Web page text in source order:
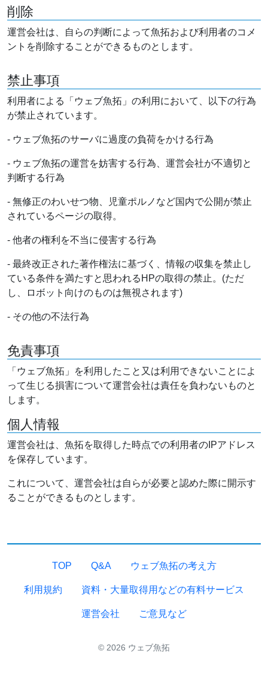
削除
運営会社は、自らの判断によって魚拓および利用者のコメ
ントを削除することができるものとします。
禁止事項
利用者による「ウェブ魚拓」の利用において、以下の行為
が禁止されています。
- ウェブ魚拓のサーバに過度の負荷をかける行為
- ウェブ魚拓の運営を妨害する行為、運営会社が不適切と
判断する行為
- 無修正のわいせつ物、児童ポルノなど国内で公開が禁止
されているページの取得。
- 他者の権利を不当に侵害する行為
- 最終改正された著作権法に基づく、情報の収集を禁止し
ている条件を満たすと思われるHPの取得の禁止。(ただ
し、ロボット向けのものは無視されます)
- その他の不法行為
免責事項
「ウェブ魚拓」を利用したこと又は利用できないことによ
って生じる損害について運営会社は責任を負わないものと
します。
個人情報
運営会社は、魚拓を取得した時点での利用者のIPアドレス
を保存しています。
これについて、運営会社は自らが必要と認めた際に開示す
ることができるものとします。
TOP Q&A ウェブ魚拓の考え方
利用規約 資料・大量取得用などの有料サービス
運営会社 ご意見など
© 2026 ウェブ魚拓